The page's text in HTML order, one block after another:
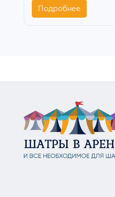
Подробнее